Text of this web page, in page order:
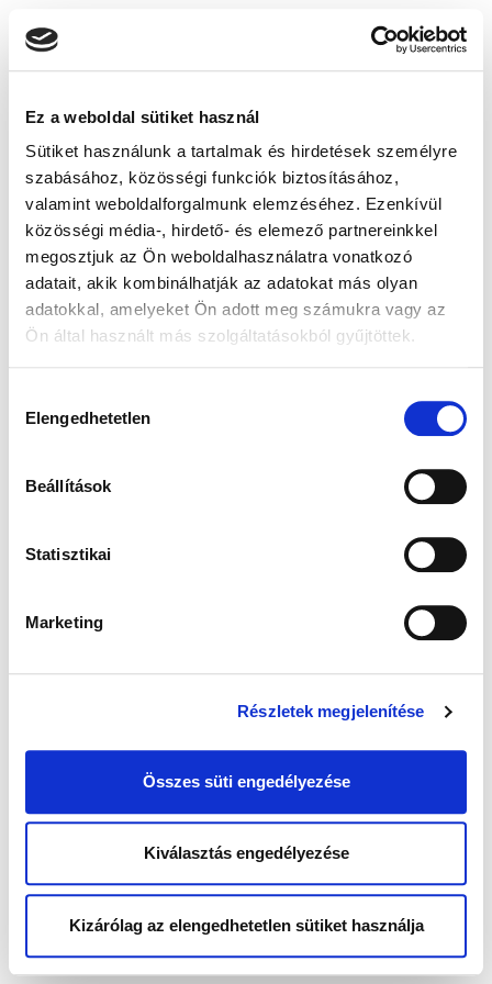
Ez a weboldal sütiket használ
Sütiket használunk a tartalmak és hirdetések személyre
szabásához, közösségi funkciók biztosításához,
valamint weboldalforgalmunk elemzéséhez. Ezenkívül
közösségi média-, hirdető- és elemező partnereinkkel
megosztjuk az Ön weboldalhasználatra vonatkozó
adatait, akik kombinálhatják az adatokat más olyan
adatokkal, amelyeket Ön adott meg számukra vagy az
Ön által használt más szolgáltatásokból gyűjtöttek.
kiválasztása
Elengedhetetlen
Beállítások
Statisztikai
Marketing
Részletek megjelenítése
Összes süti engedélyezése
Kiválasztás engedélyezése
Kizárólag az elengedhetetlen sütiket használja